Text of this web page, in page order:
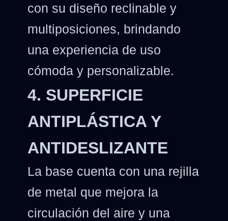
con su diseño reclinable y
multiposiciones, brindando
una experiencia de uso
cómoda y personalizable.
4. SUPERFICIE
ANTIPLÁSTICA Y
ANTIDESLIZANTE
La base cuenta con una rejilla
de metal que mejora la
circulación del aire y una